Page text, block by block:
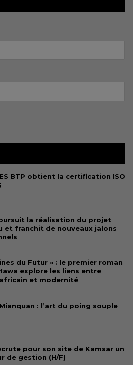
BTP obtient la certification ISO
la réalisation du projet
et franchit de nouveaux jalons
du Futur » : le premier roman
explore les liens entre
et modernité
: l’art du poing souple
pour son site de Kamsar un
de gestion (H/F)